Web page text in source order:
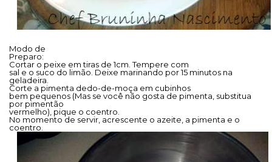
Modo de
Preparo:
Cortar o peixe em tiras de 1cm. Tempere com
sal e o suco do limão. Deixe marinando por 15 minutos na
geladeira.
Corte a pimenta dedo-de-moça em cubinhos
bem pequenos (Mas se você não gosta de pimenta, substitua
por pimentão
vermelho), pique o coentro.
No momento de servir, acrescente o azeite, a pimenta e o
coentro.